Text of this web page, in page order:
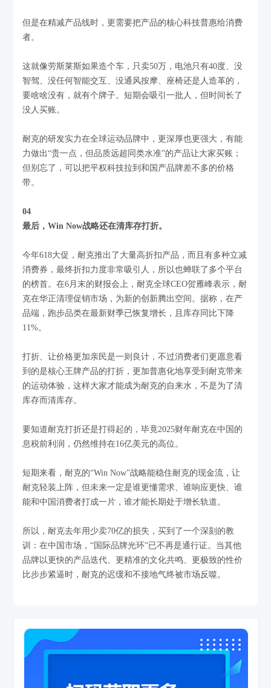
但是在精减产品线时，更需要把产品的核心科技普惠给消费
者。
这就像劳斯莱斯如果造个车，只卖50万，电池只有40度、没
智驾、没任何智能交互、没通风按摩、座椅还是人造革的，
要啥啥没有，就有个牌子。短期会吸引一批人，但时间长了
没人买账。
耐克的研发实力在全球运动品牌中，更深厚也更强大，有能
力做出“贵一点，但品质远超同类水准”的产品让大家买账；
但别忘了，可以把平权科技拉到和国产品牌差不多的价格
带。
04
最后，Win Now战略还在清库存打折。
今年618大促，耐克推出了大量高折扣产品，而且有多种立减
消费券，最终折扣力度非常吸引人，所以也蝉联了多个平台
的榜首。在6月末的财报会上，耐克全球CEO贺雁峰表示，耐
克在华正清理促销市场，为新的创新腾出空间。据称，在产
品端，跑步品类在最新财季已恢复增长，且库存同比下降
11%。
打折、让价格更加亲民是一则良计，不过消费者们更愿意看
到的是核心王牌产品的打折，更加普惠化地享受到耐克带来
的运动体验，这样大家才能成为耐克的自来水，不是为了清
库存而清库存。
要知道耐克打折还是打得起的，毕竟2025财年耐克在中国的
息税前利润，仍然维持在16亿美元的高位。
短期来看，耐克的“Win Now”战略能稳住耐克的现金流，让
耐克轻装上阵，但未来一定是谁更懂需求、谁响应更快、谁
能和中国消费者打成一片，谁才能长期处于增长轨道。
所以，耐克去年用少卖70亿的损失，买到了一个深刻的教
训：在中国市场，“国际品牌光环”已不再是通行证。当其他
品牌以更快的产品迭代、更精准的文化共鸣、更极致的性价
比步步紧逼时，耐克的迟缓和不接地气终被市场反噬。